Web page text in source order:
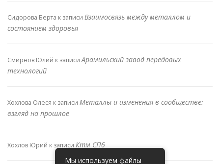
Сидорова Берта к записи Взаимосвязь между металлом и
состоянием здоровья
Смирнов Юлий к записиАрамильский завод передовых
технологий
Хохлова Олеся к записи Металлы и изменения в сообществе:
взгляд на прошлое
Хохлов Юрий к записи Ктм СПб
Мы используем файлы